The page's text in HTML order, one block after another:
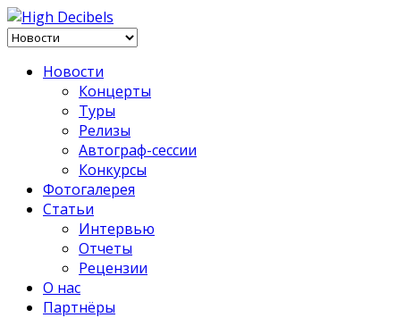
Новости
Концерты
Туры
Релизы
Автограф-сессии
Конкурсы
Фотогалерея
Статьи
Интервью
Отчеты
Рецензии
О нас
Партнёры